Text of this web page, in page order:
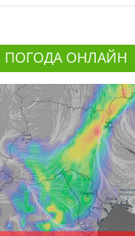
ПОГОДА ОНЛАЙН